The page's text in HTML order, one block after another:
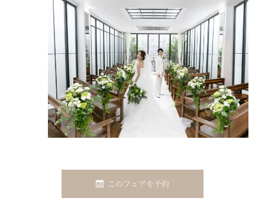
このフェアを予約